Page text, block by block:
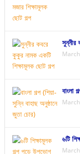
সুন্নীর
বাংলা
৬টি